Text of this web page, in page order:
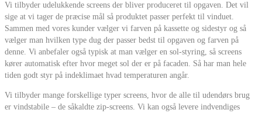
Vi tilbyder udelukkende screens der bliver produceret til opgaven. Det vil
sige at vi tager de præcise mål så produktet passer perfekt til vinduet.
Sammen med vores kunder vælger vi farven på kassette og sidestyr og så
vælger man hvilken type dug der passer bedst til opgaven og farven på
denne. Vi anbefaler også typisk at man vælger en sol-styring, så screens
kører automatisk efter hvor meget sol der er på facaden. Så har man hele
tiden godt styr på indeklimaet hvad temperaturen angår.
Vi tilbyder mange forskellige typer screens, hvor de alle til udendørs brug
er vindstabile – de såkaldte zip-screens. Vi kan også levere indvendiges